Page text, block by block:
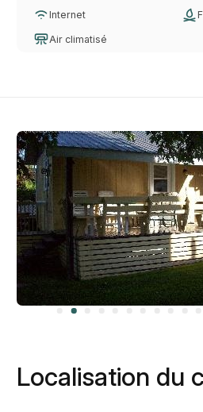
Internet
Air climatisé
Localisation du